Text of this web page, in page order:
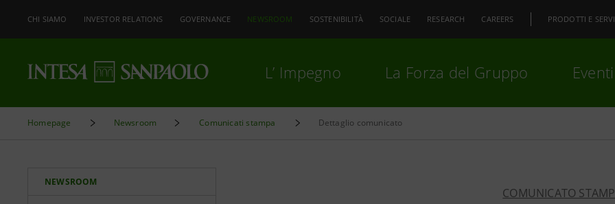
CHI SIAMO INVESTOR RELATIONS GOVERNANCE NEWSROOM SOSTENIBILITÀ SOCIALE RESEARCH CAREERS PRODOTTI E
L’ Impegno La Forza del Gruppo
Homepage Newsroom Comunicati stampa Dettaglio comunicato
NEWSROOM
COMUNICATO